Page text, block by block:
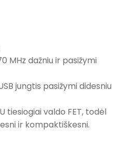
MHz dažniu ir pasižymi
jungtis pasižymi didesniu
tiesiogiai valdo FET, todėl
ir kompaktiškesni.